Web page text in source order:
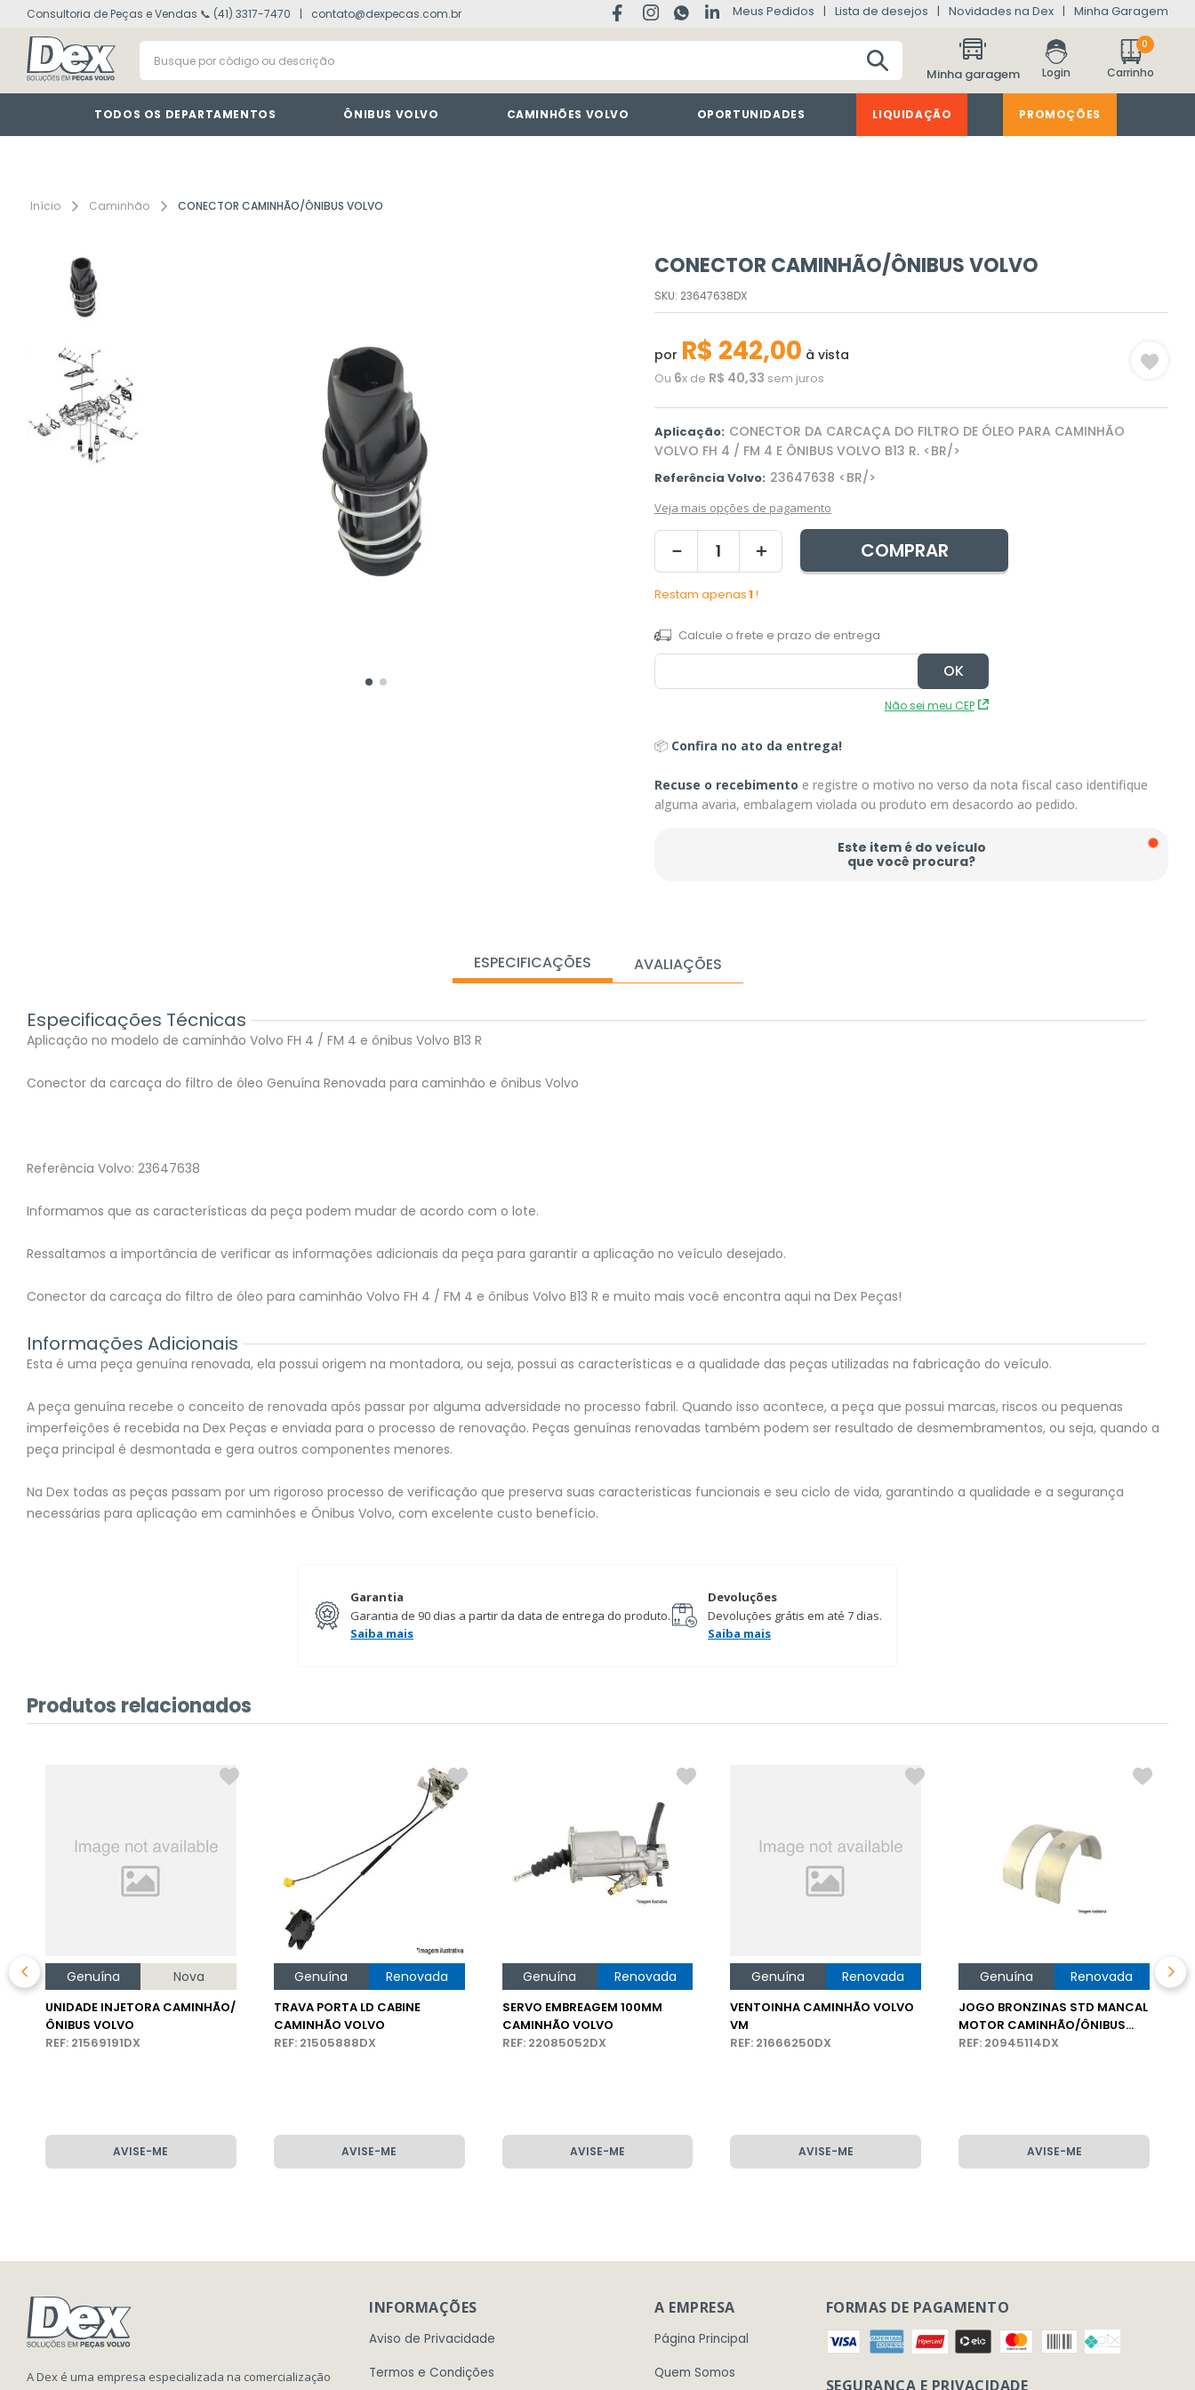
Consultoria de Peças e Vendas 📞 (41) 3317-7470 contato@dexpecas.com.br Meus Pedidos Lista de desejos Novidades na Dex Minha Garagem
Busque por código ou descrição
Minha garagem
0
TODOS OS DEPARTAMENTOS ÔNIBUS VOLVO CAMINHÕES VOLVO OPORTUNIDADES LIQUIDAÇÃO PROMOÇÕES
Caminhão CONECTOR CAMINHÃO/ÔNIBUS VOLVO
CONECTOR CAMINHÃO/ÔNIBUS VOLVO
SKU: 23647638DX
por R$ 242,00 à vista
Ou 6x de R$ 40,33 sem juros
Aplicação: CONECTOR DA CARCAÇA DO FILTRO DE ÓLEO PARA CAMINHÃO
VOLVO FH 4 / FM 4 E ÔNIBUS VOLVO B13 R. <BR/>
Referência Volvo: 23647638 <BR/>
Veja mais opções de pagamento
＋
－ COMPRAR
Restam apenas1!
Não sei meu CEP
📦 Confira no ato da entrega!
Recuse o recebimento e registre o motivo no verso da nota fiscal caso identifique
alguma avaria, embalagem violada ou produto em desacordo ao pedido.
Este item é do veículo
que você procura?
ESPECIFICAÇÕES AVALIAÇÕES
Especificações Técnicas
Aplicação no modelo de caminhão Volvo FH 4 / FM 4 e ônibus Volvo B13 R
Conector da carcaça do filtro de óleo Genuína Renovada para caminhão e ônibus Volvo
Referência Volvo: 23647638
Informamos que as características da peça podem mudar de acordo com o lote.
Ressaltamos a importância de verificar as informações adicionais da peça para garantir a aplicação no veículo desejado.
Conector da carcaça do filtro de óleo para caminhão Volvo FH 4 / FM 4 e ônibus Volvo B13 R e muito mais você encontra aqui na Dex Peças!
Informações Adicionais
Esta é uma peça genuína renovada, ela possui origem na montadora, ou seja, possui as características e a qualidade das peças utilizadas na fabricação do veículo.
A peça genuína recebe o conceito de renovada após passar por alguma adversidade no processo fabril. Quando isso acontece, a peça que possui marcas, riscos ou pequenas
imperfeições é recebida na Dex Peças e enviada para o processo de renovação. Peças genuínas renovadas também podem ser resultado de desmembramentos, ou seja, quando a
peça principal é desmontada e gera outros componentes menores.
Na Dex todas as peças passam por um rigoroso processo de verificação que preserva suas caracteristicas funcionais e seu ciclo de vida, garantindo a qualidade e a segurança
necessárias para aplicação em caminhões e Ônibus Volvo, com excelente custo benefício.
Garantia
Garantia de 90 dias a partir da data de entrega do produto.
Saiba mais
Devoluções
Devoluções grátis em até 7 dias.
Saiba mais
Produtos relacionados
Genuína Nova
UNIDADE INJETORA CAMINHÃO/
ÔNIBUS VOLVO
REF: 21569191DX
AVISE-ME
Genuína Renovada
TRAVA PORTA LD CABINE
CAMINHÃO VOLVO
REF: 21505888DX
AVISE-ME
Genuína Renovada
SERVO EMBREAGEM 100MM
CAMINHÃO VOLVO
REF: 22085052DX
AVISE-ME
Genuína Renovada
VENTOINHA CAMINHÃO VOLVO
VM
REF: 21666250DX
AVISE-ME
Genuína Renovada
JOGO BRONZINAS STD MANCAL
MOTOR CAMINHÃO/ÔNIBUS
VOLVO
REF: 20945114DX
AVISE-ME
A Dex é uma empresa especializada na comercialização
INFORMAÇÕES
Aviso de Privacidade
Termos e Condições
A EMPRESA
Página Principal
Quem Somos
FORMAS DE PAGAMENTO
SEGURANÇA E PRIVACIDADE
1º volvo fh
3º painel
4º farol
5º lanterna
7 interruptor